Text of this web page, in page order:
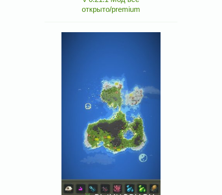
открыто/premium